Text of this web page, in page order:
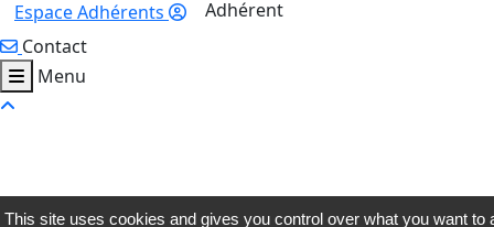
Espace Adhérents
Adhérent
Contact
Menu
This site uses cookies and gives you control over what you want to